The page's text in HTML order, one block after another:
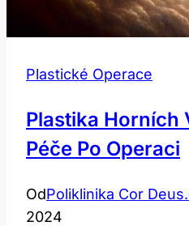
Plastické Operace
Plastika Horních
Péče Po Operaci
OdPoliklinika Cor
2024